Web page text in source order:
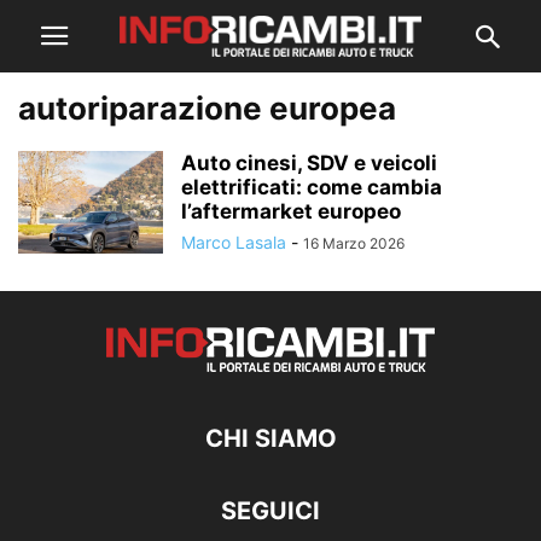
autoriparazione europea
Auto cinesi, SDV e veicoli
elettrificati: come cambia
l’aftermarket europeo
Marco Lasala - 16 Marzo 2026
CHI SIAMO
SEGUICI